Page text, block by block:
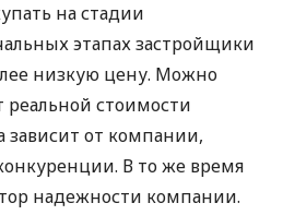
на стадии
этапах застройщики
низкую цену. Можно
реальной стоимости
зависит от компании,
В то же время
надежности компании.